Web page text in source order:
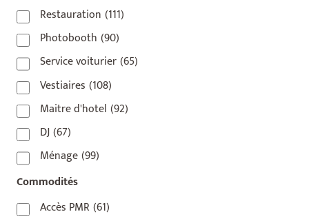
75015 (3)
75016(14)
75017(2)
75018(7)
75019(4)
75020
92110(1)
92800(1)
93
(1)
Restauration (111)
Photobooth (90)
Service voiturier(65)
Vestiaires (108)
Maitre d'hotel (92)
DJ(67)
Ménage(99)
Commodités
Accès PMR (61)